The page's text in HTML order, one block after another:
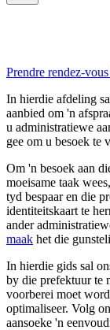
Prendre rendez-
In hierdie afdeling
aanbied om 'n
u administratiewe
gee om u besoek te
Om 'n besoek aan
moeisame taak
tyd bespaar en die
identiteitskaart te
ander
maak het die
In hierdie gids sal
by die prefektuur te
voorberei moet
optimaliseer. Volg
aansoeke 'n